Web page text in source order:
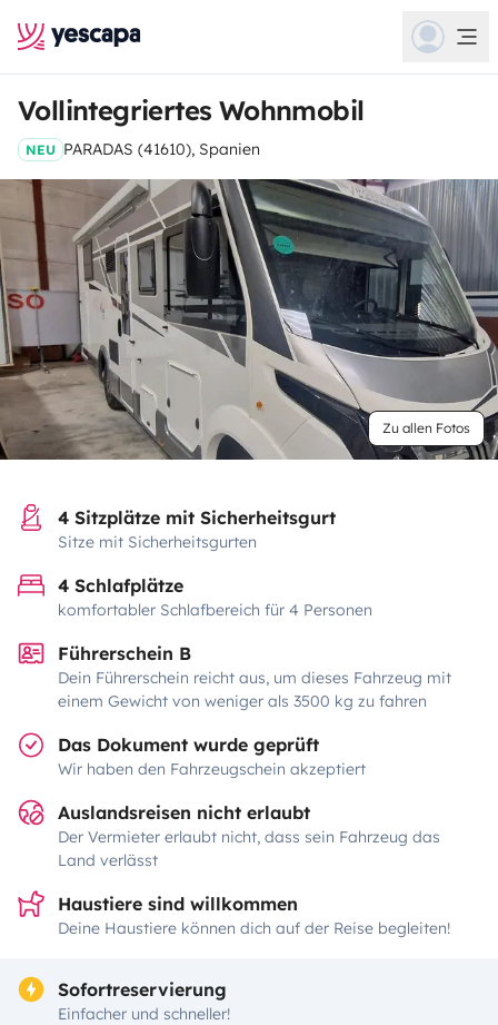
Vollintegriertes Wohnmobil
NEU PARADAS (41610), Spanien
Zu allen Fotos
4 Sitzplätze mit Sicherheitsgurt
Sitze mit Sicherheitsgurten
4 Schlafplätze
komfortabler Schlafbereich für 4 Personen
Führerschein B
Dein Führerschein reicht aus, um dieses Fahrzeug mit
einem Gewicht von weniger als 3500 kg zu fahren
Das Dokument wurde geprüft
Wir haben den Fahrzeugschein akzeptiert
Auslandsreisen nicht erlaubt
Der Vermieter erlaubt nicht, dass sein Fahrzeug das
Land verlässt
Haustiere sind willkommen
Deine Haustiere können dich auf der Reise begleiten!
Sofortreservierung
Einfacher und schneller!